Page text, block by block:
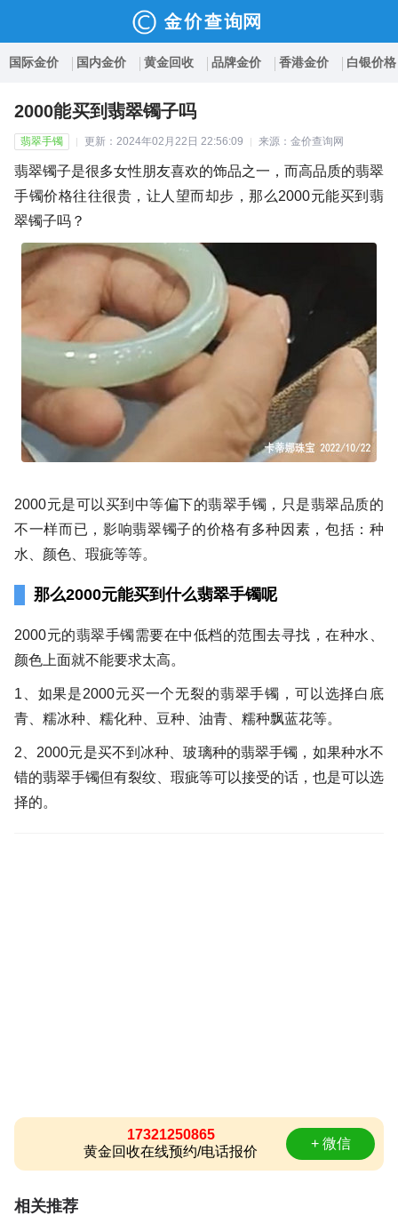
国际金价 国内金价 黄金回收 品牌金价 香港金价 白银价格
2000能买到翡翠镯子吗
翡翠手镯 更新：2024年02月22日 22:56:09 来源：金价查询网
翡翠镯子是很多女性朋友喜欢的饰品之一，而高品质的翡翠
手镯价格往往很贵，让人望而却步，那么2000元能买到翡
翠镯子吗？
2000元是可以买到中等偏下的翡翠手镯，只是翡翠品质的
不一样而已，影响翡翠镯子的价格有多种因素，包括：种
水、颜色、瑕疵等等。
那么2000元能买到什么翡翠手镯呢
2000元的翡翠手镯需要在中低档的范围去寻找，在种水、
颜色上面就不能要求太高。
1、如果是2000元买一个无裂的翡翠手镯，可以选择白底
青、糯冰种、糯化种、豆种、油青、糯种飘蓝花等。
2、2000元是买不到冰种、玻璃种的翡翠手镯，如果种水不
错的翡翠手镯但有裂纹、瑕疵等可以接受的话，也是可以选
择的。
17321250865
黄金回收在线预约/电话报价
+ 微信
相关推荐